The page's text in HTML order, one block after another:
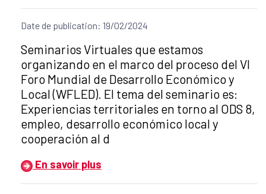
Date de publication: 19/02/2024
Título del anuncio:
Seminarios Virtuales que estamos
organizando en el marco del proceso del VI
Foro Mundial de Desarrollo Económico y
Local (WFLED). El tema del seminario es:
Experiencias territoriales en torno al ODS 8,
empleo, desarrollo económico local y
cooperación al d
En savoir plus